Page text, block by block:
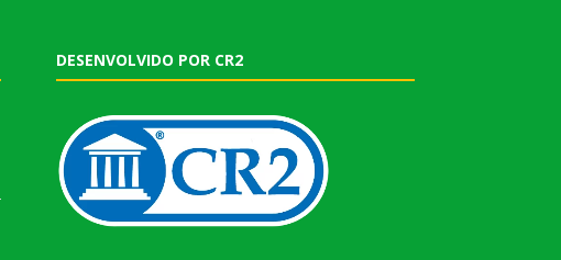
DESENVOLVIDO POR CR2